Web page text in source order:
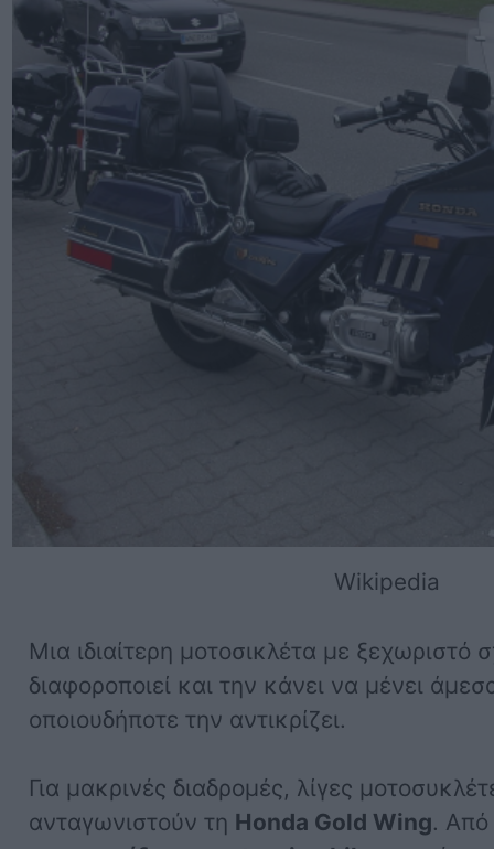
Wikipedia
Μια ιδιαίτερη μοτοσικλέτα με ξεχωριστό
διαφοροποιεί και την κάνει να μένει
οποιουδήποτε την αντικρίζει.
Για μακρινές διαδρομές, λίγες
ανταγωνιστούν τη Honda Gold Wing. Από